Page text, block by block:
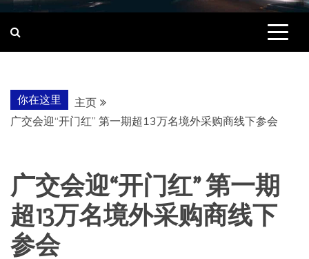
你在这里
主页
广交会迎“开门红” 第一期超13万名境外采购商线下参会
广交会迎“开门红” 第一期
超13万名境外采购商线下
参会